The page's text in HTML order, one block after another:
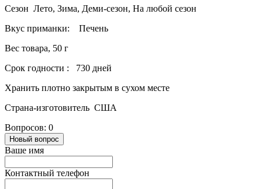
Сезон Лето, Зима, Деми-сезон, На любой сезон
Вкус приманки: Печень
Вес товара, 50 г
Срок годности : 730 дней
Хранить плотно закрытым в сухом месте
Страна-изготовитель США
Вопросов: 0
Новый вопрос
Ваше имя
Контактный телефон